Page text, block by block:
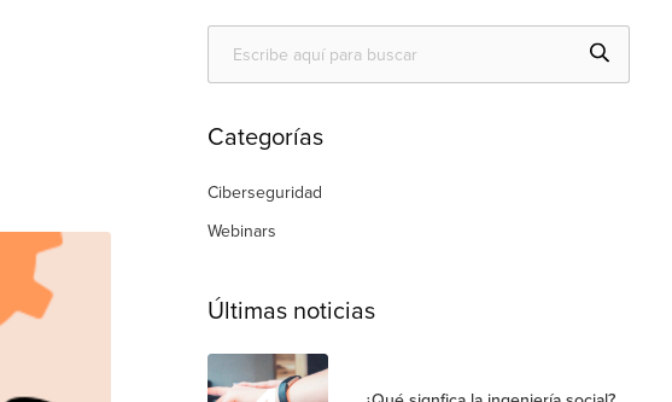
Categorías
Ciberseguridad
Webinars
Últimas noticias